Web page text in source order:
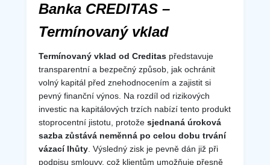
Banka CREDITAS –
Termínovaný vklad
Termínovaný vklad od Creditas představuje
transparentní a bezpečný způsob, jak ochránit
volný kapitál před znehodnocením a zajistit si
pevný finanční výnos. Na rozdíl od rizikových
investic na kapitálových trzích nabízí tento produkt
stoprocentní jistotu, protože sjednaná úroková
sazba zůstává neměnná po celou dobu trvání
vázací lhůty . Výsledný zisk je pevně dán již při
podpisu smlouvy, což klientům umožňuje přesně